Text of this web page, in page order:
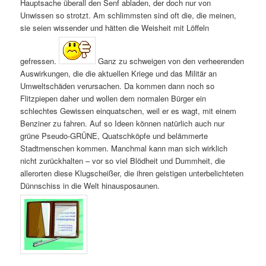
Hauptsache überall den Senf abladen, der doch nur von
Unwissen so strotzt. Am schlimmsten sind oft die, die meinen,
sie seien wissender und hätten die Weisheit mit Löffeln
gefressen.
Ganz zu schweigen von den verheerenden
Auswirkungen, die die aktuellen Kriege und das Militär an
Umweltschäden verursachen. Da kommen dann noch so
Flitzpiepen daher und wollen dem normalen Bürger ein
schlechtes Gewissen einquatschen, weil er es wagt, mit einem
Benziner zu fahren. Auf so Ideen können natürlich auch nur
grüne Pseudo‑GRÜNE, Quatschköpfe und belämmerte
Stadtmenschen kommen. Manchmal kann man sich wirklich
nicht zurückhalten – vor so viel Blödheit und Dummheit, die
allerorten diese Klugscheißer, die ihren geistigen unterbelichteten
Dünnschiss in die Welt hinausposaunen.